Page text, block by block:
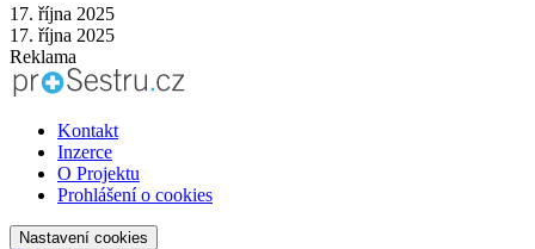
17. října 2025
17. října 2025
Reklama
Kontakt
Inzerce
O Projektu
Prohlášení o cookies
Nastavení cookies